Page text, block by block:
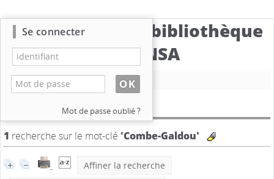
Catalogue de la bibliothèque
du CBNSA
Nouvelle recherche
Résultat de la recherche
1 recherche sur le mot-clé 'Combe-Galdou'
Affiner la recherche
Se connecter
Mot de passe oublié ?